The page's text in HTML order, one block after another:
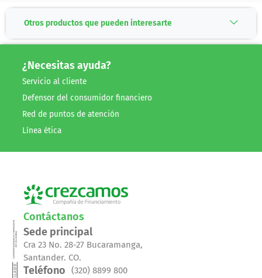
Otros productos que pueden interesarte
¿Necesitas ayuda?
Servicio al cliente
Defensor del consumidor financiero
Red de puntos de atención
Línea ética
Contáctanos
Sede principal
Cra 23 No. 28-27 Bucaramanga,
Santander. CO.
Teléfono (320) 8899 800